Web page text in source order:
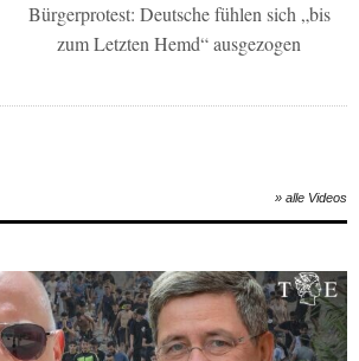
Bürgerprotest: Deutsche fühlen sich „bis
zum Letzten Hemd“ ausgezogen
» alle Videos